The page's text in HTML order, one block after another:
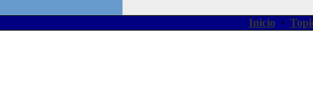
Inicio·